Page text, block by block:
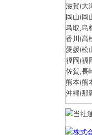
滋賀(大
岡山(岡
鳥取,島
香川(高
愛媛(松
福岡(福
佐賀,長
熊本(熊
沖縄(那